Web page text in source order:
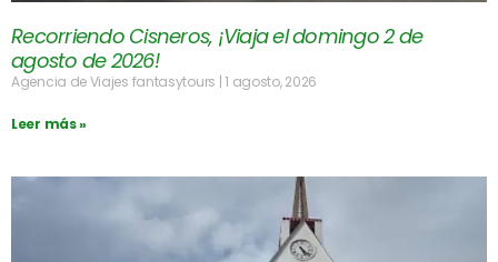
Recorriendo Cisneros, ¡Viaja el domingo 2 de
agosto de 2026!
Agencia de Viajes fantasytours 1 agosto, 2026
Leer más »